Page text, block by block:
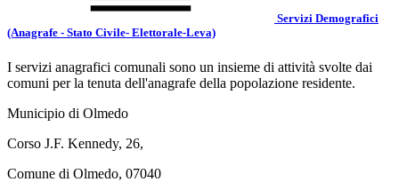
Servizi Demografici
(Anagrafe - Stato Civile- Elettorale-Leva)
I servizi anagrafici comunali sono un insieme di attività svolte dai
comuni per la tenuta dell'anagrafe della popolazione residente.
Municipio di Olmedo
Corso J.F. Kennedy, 26,
Comune di Olmedo, 07040